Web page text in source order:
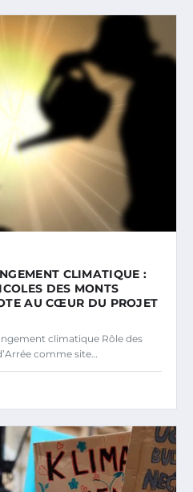
CLIMATIQUE :
DES MONTS
AU CŒUR DU PROJET
climatique Rôle des
comme site…